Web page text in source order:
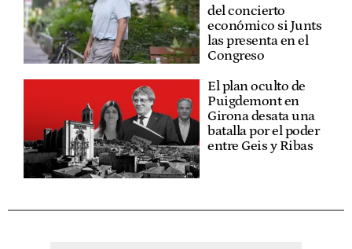
del concierto
económico si Junts
las presenta en el
Congreso
El plan oculto de
Puigdemont en
Girona desata una
batalla por el poder
entre Geis y Ribas